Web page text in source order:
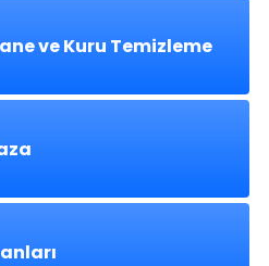
ve Kuru Temizleme